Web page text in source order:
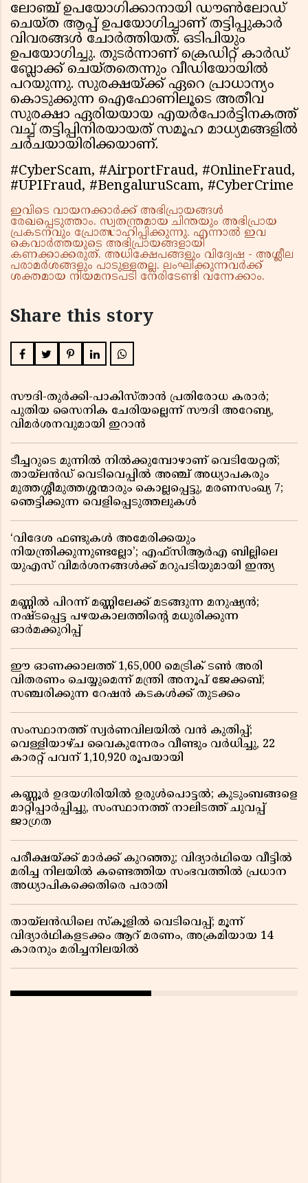
ലോഞ്ച് ഉപയോഗിക്കാനായി ഡൗണ്‍ലോഡ്
ചെയ്ത ആപ്പ് ഉപയോഗിച്ചാണ് തട്ടിപ്പുകാര്‍
വിവരങ്ങള്‍ ചോര്‍ത്തിയത്. ഒടിപിയും
ഉപയോഗിച്ചു. തുടര്‍ന്നാണ് ക്രെഡിറ്റ് കാര്‍ഡ്
ബ്ലോക്ക് ചെയ്തതെന്നും വീഡിയോയില്‍
പറയുന്നു. സുരക്ഷയ്ക്ക് ഏറെ പ്രാധാന്യം
കൊടുക്കുന്ന ഐഫോണിലൂടെ അതീവ
സുരക്ഷാ ഏരിയയായ എയര്‍പോര്‍ട്ടിനകത്ത്
വച്ച് തട്ടിപ്പിനിരയായത് സമൂഹ മാധ്യമങ്ങളില്‍
ചര്‍ചയായിരിക്കയാണ്.
#CyberScam, #AirportFraud, #OnlineFraud,
#UPIFraud, #BengaluruScam, #CyberCrime
ഇവിടെ വായനക്കാർക്ക് അഭിപ്രായങ്ങൾ
രേഖപ്പെടുത്താം. സ്വതന്ത്രമായ ചിന്തയും അഭിപ്രായ
പ്രകടനവും പ്രോത്സാഹിപ്പിക്കുന്നു. എന്നാൽ ഇവ
കെവാർത്തയുടെ അഭിപ്രായങ്ങളായി
കണക്കാക്കരുത്. അധിക്ഷേപങ്ങളും വിദ്വേഷ - അശ്ലീല
പരാമർശങ്ങളും പാടുള്ളതല്ല. ലംഘിക്കുന്നവർക്ക്
ശക്തമായ നിയമനടപടി നേരിടേണ്ടി വന്നേക്കാം.
Share this story
സൗദി-തുർക്കി-പാകിസ്താൻ പ്രതിരോധ കരാർ;
പുതിയ സൈനിക ചേരിയല്ലെന്ന് സൗദി അറേബ്യ,
വിമർശനവുമായി ഇറാൻ
ടീച്ചറുടെ മുന്നിൽ നിൽക്കുമ്പോഴാണ് വെടിയേറ്റത്;
തായ്‌ലൻഡ് വെടിവെപ്പിൽ അഞ്ച് അധ്യാപകരും
മുത്തശ്ശീമുത്തശ്ശന്മാരും കൊല്ലപ്പെട്ടു, മരണസംഖ്യ 7;
ഞെട്ടിക്കുന്ന വെളിപ്പെടുത്തലുകൾ
‘വിദേശ ഫണ്ടുകൾ അമേരിക്കയും
നിയന്ത്രിക്കുന്നുണ്ടല്ലോ’; എഫ്സിആർഎ ബില്ലിലെ
യുഎസ് വിമർശനങ്ങൾക്ക് മറുപടിയുമായി ഇന്ത്യ
മണ്ണിൽ പിറന്ന് മണ്ണിലേക്ക് മടങ്ങുന്ന മനുഷ്യൻ;
നഷ്ടപ്പെട്ട പഴയകാലത്തിൻ്റെ മധുരിക്കുന്ന
ഓർമക്കുറിപ്പ്
ഈ ഓണക്കാലത്ത് 1,65,000 മെട്രിക് ടൺ അരി
വിതരണം ചെയ്യുമെന്ന് മന്ത്രി അനൂപ് ജേക്കബ്;
സഞ്ചരിക്കുന്ന റേഷൻ കടകൾക്ക് തുടക്കം
സംസ്ഥാനത്ത് സ്വർണവിലയിൽ വൻ കുതിപ്പ്;
വെള്ളിയാഴ്ച വൈകുന്നേരം വീണ്ടും വർധിച്ചു, 22
കാരറ്റ് പവന് 1,10,920 രൂപയായി
കണ്ണൂർ ഉദയഗിരിയിൽ ഉരുൾപൊട്ടൽ; കുടുംബങ്ങളെ
മാറ്റിപ്പാർപ്പിച്ചു, സംസ്ഥാനത്ത് നാലിടത്ത് ചുവപ്പ്
ജാഗ്രത
പരീക്ഷയ്ക്ക് മാർക്ക് കുറഞ്ഞു; വിദ്യാർഥിയെ വീട്ടിൽ
മരിച്ച നിലയിൽ കണ്ടെത്തിയ സംഭവത്തിൽ പ്രധാന
അധ്യാപികക്കെതിരെ പരാതി
തായ്‌ലൻഡിലെ സ്‌കൂളിൽ വെടിവെപ്പ്; മൂന്ന്
വിദ്യാർഥികളടക്കം ആറ് മരണം, അക്രമിയായ 14
കാരനും മരിച്ചനിലയിൽ